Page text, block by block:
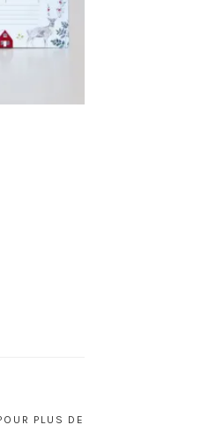
PLUS DE